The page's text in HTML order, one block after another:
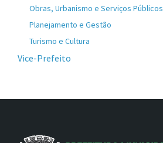
Obras, Urbanismo e Serviços Públicos
Planejamento e Gestão
Turismo e Cultura
Vice-Prefeito